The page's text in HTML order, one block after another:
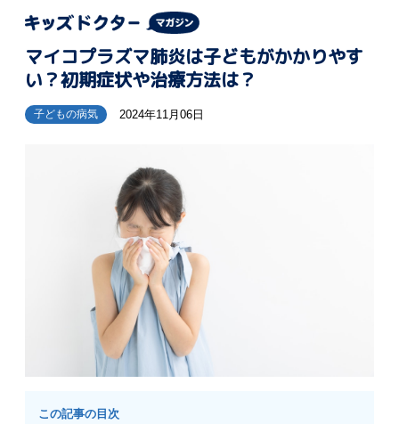
マイコプラズマ肺炎は子どもがかかりやす
い？初期症状や治療方法は？
子どもの病気 2024年11月06日
この記事の目次